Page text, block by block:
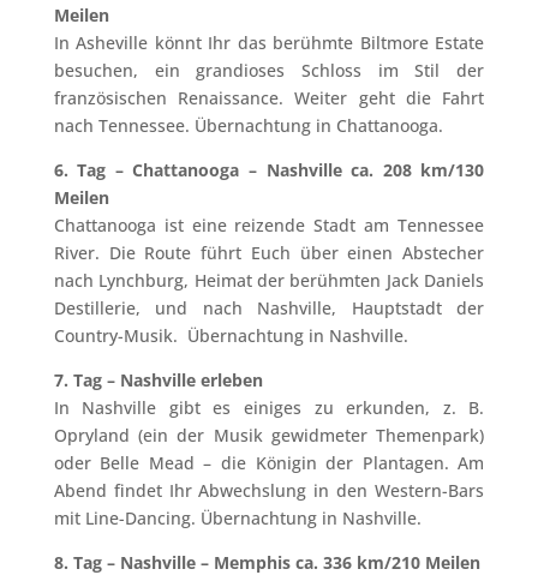
Meilen
In Asheville könnt Ihr das berühmte Biltmore Estate
besuchen, ein grandioses Schloss im Stil der
französischen Renaissance. Weiter geht die Fahrt
nach Tennessee. Übernachtung in Chattanooga.
6. Tag – Chattanooga – Nashville ca. 208 km/130
Meilen
Chattanooga ist eine reizende Stadt am Tennessee
River. Die Route führt Euch über einen Abstecher
nach Lynchburg, Heimat der berühmten Jack Daniels
Destillerie, und nach Nashville, Hauptstadt der
Country-Musik. Übernachtung in Nashville.
7. Tag – Nashville erleben
In Nashville gibt es einiges zu erkunden, z. B.
Opryland (ein der Musik gewidmeter Themenpark)
oder Belle Mead – die Königin der Plantagen. Am
Abend findet Ihr Abwechslung in den Western-Bars
mit Line-Dancing. Übernachtung in Nashville.
8. Tag – Nashville – Memphis ca. 336 km/210 Meilen